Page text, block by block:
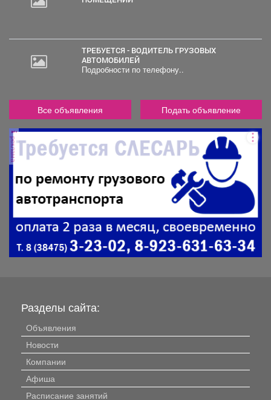
ТРЕБУЕТСЯ - ВОДИТЕЛЬ ГРУЗОВЫХ
АВТОМОБИЛЕЙ
Подробности по телефону..
Все объявления Подать объявление
реклама
Разделы сайта:
Объявления
Новости
Компании
Афиша
Расписание занятий